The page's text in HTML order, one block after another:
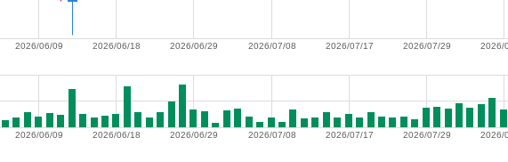
2026/
2026/07/29
2026/07/17
2026/07/08
2026/06/29
2026/06/18
2026/06/09
2026/
2026/07/29
2026/07/17
2026/07/08
2026/06/29
2026/06/18
2026/06/09